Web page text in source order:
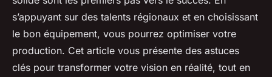
s’appuyant sur des talents régionaux et en choisissant
le bon équipement, vous pourrez optimiser votre
production. Cet article vous présente des astuces
clés pour transformer votre vision en réalité, tout en